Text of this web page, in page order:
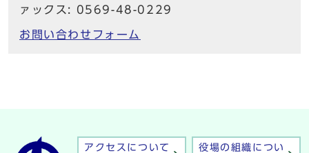
ァックス: 0569-48-0229
お問い合わせフォーム
アクセスについて
役場の組織につい